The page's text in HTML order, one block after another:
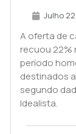
Julho
A oferta de
recuou 22%
período
destinados
segundo
Idealista.